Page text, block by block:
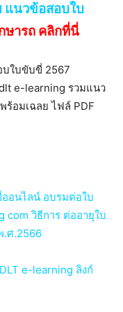
แนวข้อสอบใบ
ษารถ คลิกที่นี่
บใบขับขี่ 2567
e-learning รวมแนว
อมเฉลย ไฟล์ PDF
อนไลน์ อบรมต่อใบ
วิธีการ ต่ออายุใบ
.ศ.2566
e-learning ลิงก์